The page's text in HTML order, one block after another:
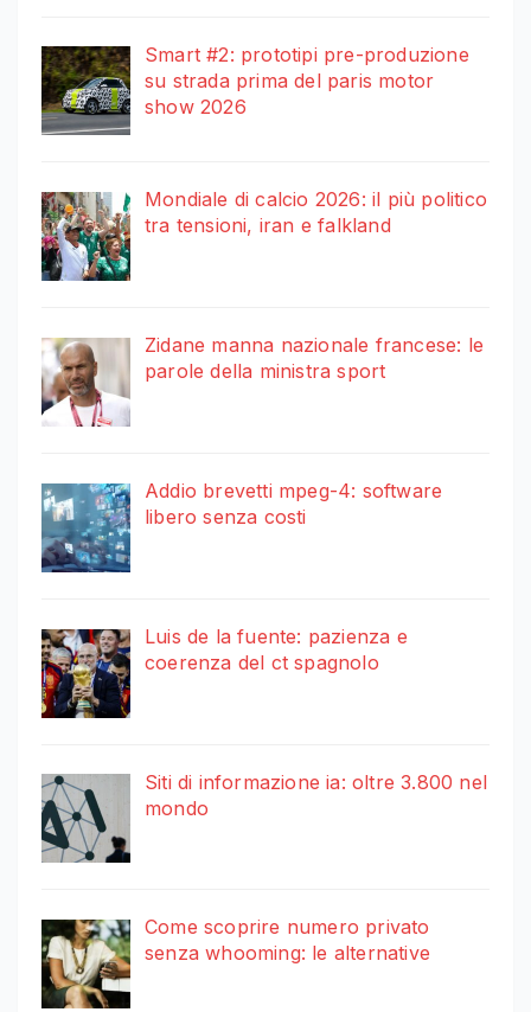
Smart #2: prototipi pre-produzione
su strada prima del paris motor
show 2026
Mondiale di calcio 2026: il più politico
tra tensioni, iran e falkland
Zidane manna nazionale francese: le
parole della ministra sport
Addio brevetti mpeg-4: software
libero senza costi
Luis de la fuente: pazienza e
coerenza del ct spagnolo
Siti di informazione ia: oltre 3.800 nel
mondo
Come scoprire numero privato
senza whooming: le alternative